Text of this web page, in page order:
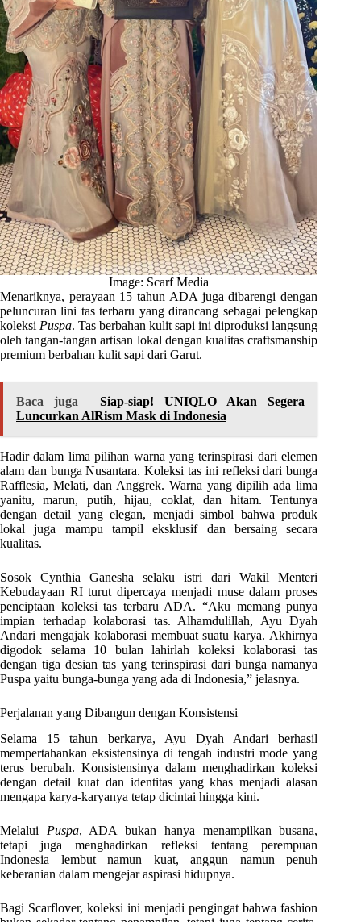
Image: Scarf Media
Menariknya, perayaan 15 tahun ADA juga dibarengi dengan
peluncuran lini tas terbaru yang dirancang sebagai pelengkap
koleksi Puspa. Tas berbahan kulit sapi ini diproduksi langsung
oleh tangan-tangan artisan lokal dengan kualitas craftsmanship
premium berbahan kulit sapi dari Garut.
Baca juga
Siap-siap! UNIQLO Akan Segera
Luncurkan AlRism Mask di Indonesia
Hadir dalam lima pilihan warna yang terinspirasi dari elemen
alam dan bunga Nusantara. Koleksi tas ini refleksi dari bunga
Rafflesia, Melati, dan Anggrek. Warna yang dipilih ada lima
yanitu, marun, putih, hijau, coklat, dan hitam. Tentunya
dengan detail yang elegan, menjadi simbol bahwa produk
lokal juga mampu tampil eksklusif dan bersaing secara
kualitas.
Sosok Cynthia Ganesha selaku istri dari Wakil Menteri
Kebudayaan RI turut dipercaya menjadi muse dalam proses
penciptaan koleksi tas terbaru ADA. “Aku memang punya
impian terhadap kolaborasi tas. Alhamdulillah, Ayu Dyah
Andari mengajak kolaborasi membuat suatu karya. Akhirnya
digodok selama 10 bulan lahirlah koleksi kolaborasi tas
dengan tiga desian tas yang terinspirasi dari bunga namanya
Puspa yaitu bunga-bunga yang ada di Indonesia,” jelasnya.
Perjalanan yang Dibangun dengan Konsistensi
Selama 15 tahun berkarya, Ayu Dyah Andari berhasil
mempertahankan eksistensinya di tengah industri mode yang
terus berubah. Konsistensinya dalam menghadirkan koleksi
dengan detail kuat dan identitas yang khas menjadi alasan
mengapa karya-karyanya tetap dicintai hingga kini.
Melalui Puspa, ADA bukan hanya menampilkan busana,
tetapi juga menghadirkan refleksi tentang perempuan
Indonesia lembut namun kuat, anggun namun penuh
keberanian dalam mengejar aspirasi hidupnya.
Bagi Scarflover, koleksi ini menjadi pengingat bahwa fashion